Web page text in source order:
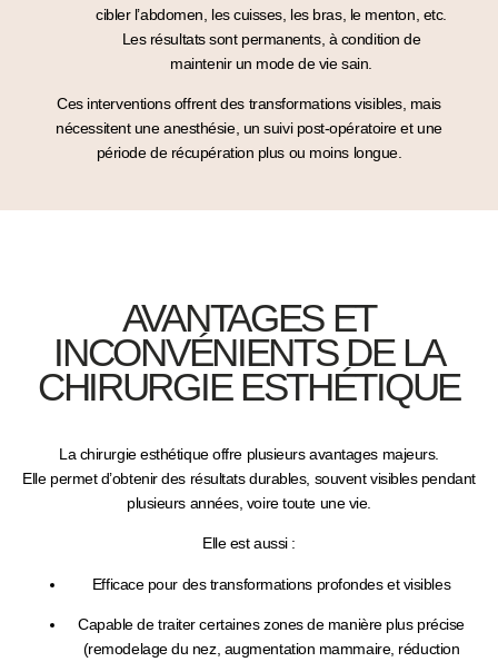
cibler l’abdomen, les cuisses, les bras, le menton , etc.
Les résultats sont permanents, à condition de
maintenir un mode de vie sain.
Ces interventions offrent des transformations visibles, mais
nécessitent uneanesthésie, un suivi post-opératoireet une
période de récupération plus ou moins longue.
AVANTAGES ET
INCONVÉNIENTS DE LA
CHIRURGIE ESTHÉTIQUE
La chirurgie esthétique offre plusieursavantages majeurs.
Elle permet d’obtenir des résultats durables, souvent visibles pendant
plusieurs années, voire toute une vie.
Elle est aussi :
Efficace pour destransformations profondes et visibles
Capable de traiter certaines zones de manière plus précise
(remodelage du nez, augmentation mammaire, réduction